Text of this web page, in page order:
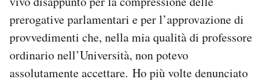
prerogative parlamentari e per l’approvazione di
provvedimenti che, nella mia qualità di professore
ordinario nell’Università, non potevo
assolutamente accettare. Ho più volte denunciato